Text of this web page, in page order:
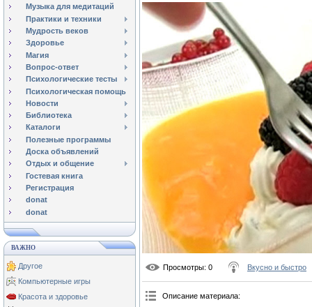
Музыка для медитаций
Практики и техники
Мудрость веков
Здоровье
Магия
Вопрос-ответ
Психологические тесты
Психологическая помощь
Новости
Библиотека
Каталоги
Полезные программы
Доска объявлений
Отдых и общение
Гостевая книга
Регистрация
donat
donat
ВАЖНО
Другое
Компьютерные игры
Красота и здоровье
Просмотры: 0 Вкусно и быстро
Описание материала: